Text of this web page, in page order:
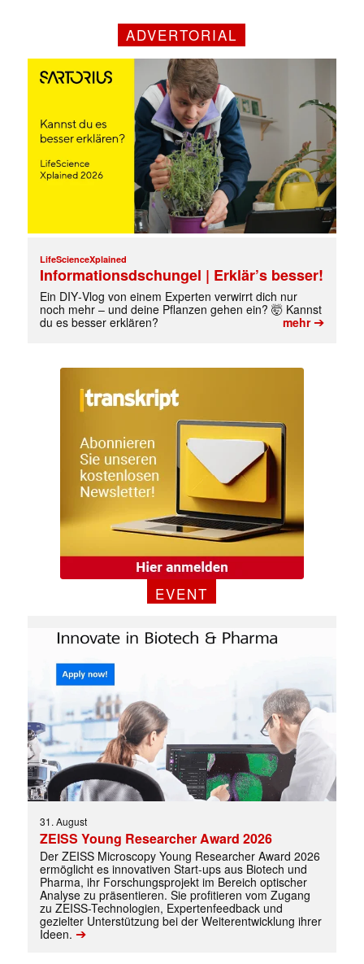
Mit dem |transkript-Newsletter
jede Woche aktuell informiert.
E-
Mail
(erforderlich)
ADVERTORIAL
LifeScienceXplained
Informationsdschungel | Erklär’s besser!
Ein DIY‑Vlog von einem Experten verwirrt dich nur
noch mehr – und deine Pflanzen gehen ein? 🤯 Kannst
du es besser erklären?
mehr➔
EVENT
31. August
ZEISS Young Researcher Award 2026
Der ZEISS Microscopy Young Researcher Award 2026
ermöglicht es innovativen Start-ups aus Biotech und
Pharma, ihr Forschungsprojekt im Bereich optischer
Analyse zu präsentieren. Sie profitieren vom Zugang
zu ZEISS-Technologien, Expertenfeedback und
gezielter Unterstützung bei der Weiterentwicklung ihrer
Ideen. ➔